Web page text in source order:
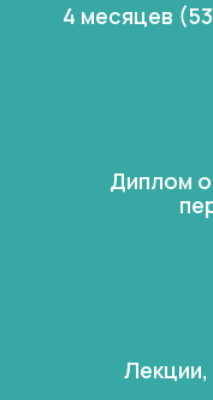
4 месяцев
Диплом
Лекции,